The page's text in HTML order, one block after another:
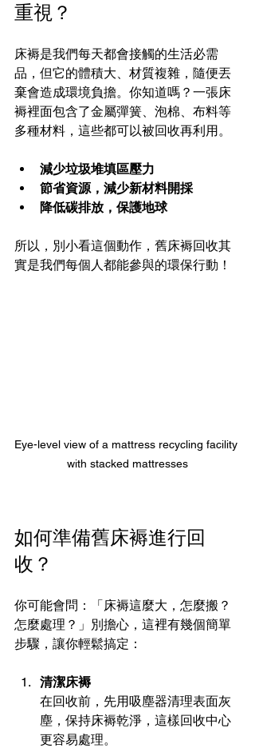
重視？
床褥是我們每天都會接觸的生活必需
品，但它的體積大、材質複雜，隨便丟
棄會造成環境負擔。你知道嗎？一張床
褥裡面包含了金屬彈簧、泡棉、布料等
多種材料，這些都可以被回收再利用。
減少垃圾堆填區壓力
節省資源，減少新材料開採
降低碳排放，保護地球
所以，別小看這個動作，舊床褥回收其
實是我們每個人都能參與的環保行動！
Eye-level view of a mattress recycling facility
with stacked mattresses
如何準備舊床褥進行回
收？
你可能會問：「床褥這麼大，怎麼搬？
怎麼處理？」別擔心，這裡有幾個簡單
步驟，讓你輕鬆搞定：
清潔床褥
在回收前，先用吸塵器清理表面灰
塵，保持床褥乾淨，這樣回收中心
更容易處理。